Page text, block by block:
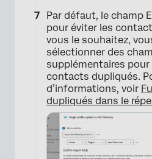
Par défaut, le champ
pour éviter les
vous le souhaitez,
sélectionner des
supplémentaires
contacts dupliqués.
d’informations, voir
dupliqués dans le